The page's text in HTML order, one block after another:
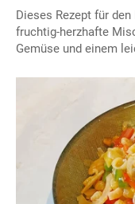
Dieses Rezept für
fruchtig-herzhafte
Gemüse und einem